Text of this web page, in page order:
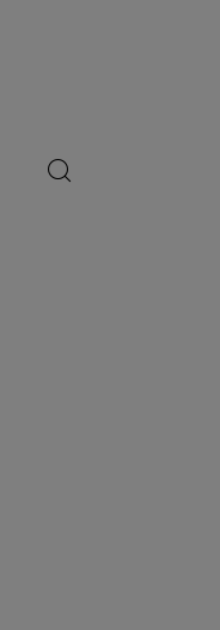
search
button